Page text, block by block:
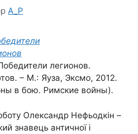
A_P
легионов.
– М.: Яуза, Эксмо, 2012.
в бою. Римские войны).
Олександр Нефьодкін –
знавець античної і